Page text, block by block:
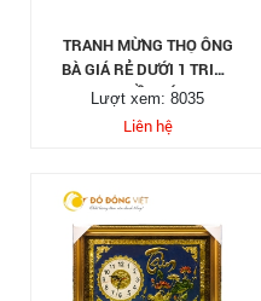
TRANH MỪNG THỌ ÔNG
BÀ GIÁ RẺ DƯỚI 1 TRIỆU
TẠI TP HỒ CHÍ MINH
Lượt xem: 8035
Liên hệ